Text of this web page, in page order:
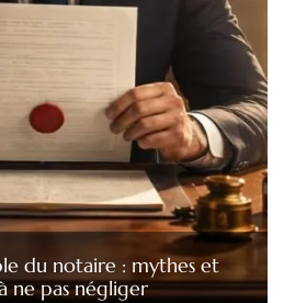
du notaire : mythes et
ne pas négliger